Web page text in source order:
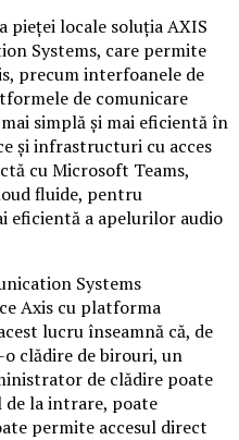
pieței locale soluția AXIS
Systems, care permite
precum interfoanele de
de comunicare
simplă și mai eficientă în
și infrastructuri cu acces
cu Microsoft Teams,
fluide, pentru
eficientă a apelurilor audio
Systems
Axis cu platforma
lucru înseamnă că, de
clădire de birouri, un
de clădire poate
la intrare, poate
permite accesul direct